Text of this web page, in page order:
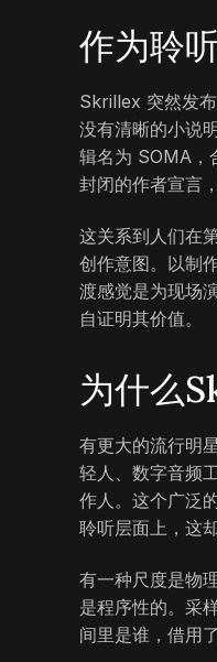
作为聆
Skrillex 突然发
没有清晰的小说
辑名为 SOMA，
封闭的作者宣言
这关系到人们在
创作意图。以制
渡感觉是为现场
自证明其价值。
为什么
有更大的流行明
轻人、数字音频
作人。这个广泛
聆听层面上，这
有一种尺度是物
是程序性的。采
间里是谁，借用